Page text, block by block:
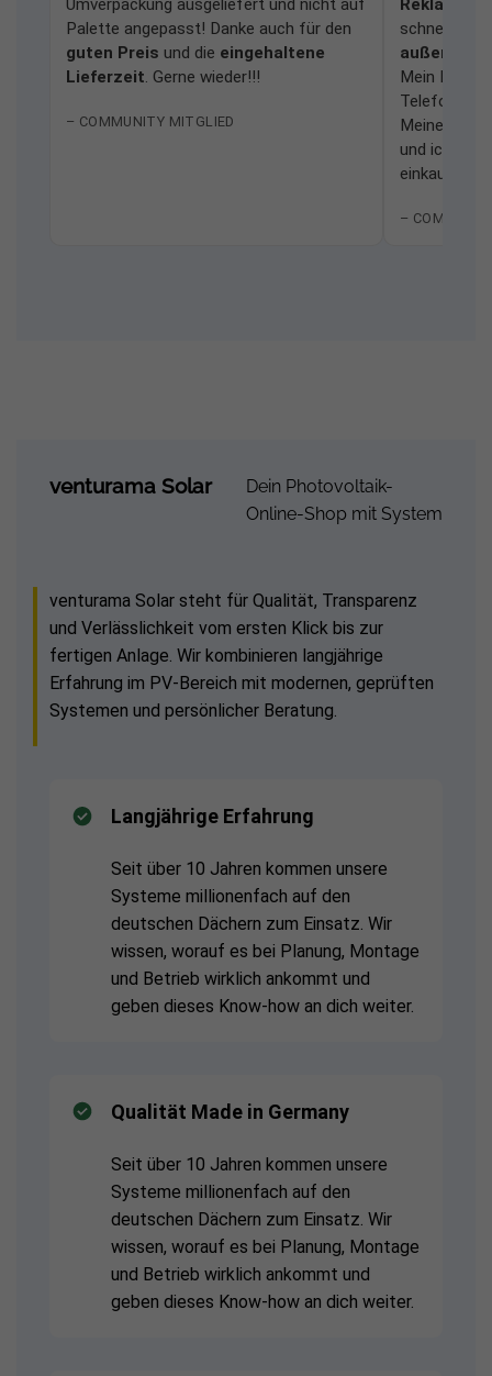
Umverpackung ausgeliefert und nicht auf
Palette angepasst! Danke auch für den
guten Preis und die eingehaltene
Lieferzeit. Gerne wieder!!!
– COMMUNITY MITGLIED
schnell
Mein Dank
Meine
und ich
einkaufen.
–
venturama Solar
Dein Photovoltaik-
Online-Shop mit System
venturama Solar steht für Qualität, Transparenz
und Verlässlichkeit vom ersten Klick bis zur
fertigen Anlage. Wir kombinieren langjährige
Erfahrung im PV-Bereich mit modernen, geprüften
Systemen und persönlicher Beratung.
Langjährige Erfahrung
Seit über 10 Jahren kommen unsere
Systeme millionenfach auf den
deutschen Dächern zum Einsatz. Wir
wissen, worauf es bei Planung, Montage
und Betrieb wirklich ankommt und
geben dieses Know-how an dich weiter.
Qualität Made in Germany
Seit über 10 Jahren kommen unsere
Systeme millionenfach auf den
deutschen Dächern zum Einsatz. Wir
wissen, worauf es bei Planung, Montage
und Betrieb wirklich ankommt und
geben dieses Know-how an dich weiter.